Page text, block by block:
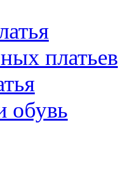
платьев
обувь